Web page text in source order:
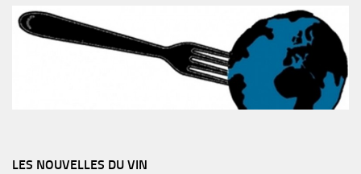
LES NOUVELLES DU VIN